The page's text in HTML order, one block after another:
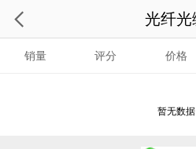
销量 评分 价格
暂无数据
光纤光